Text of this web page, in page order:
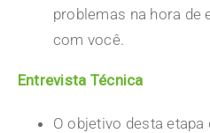
problemas na hora de
com você.
Entrevista Técnica
O objetivo desta